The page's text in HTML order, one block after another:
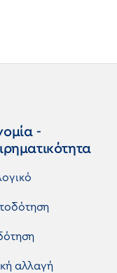
-
αλλαγή